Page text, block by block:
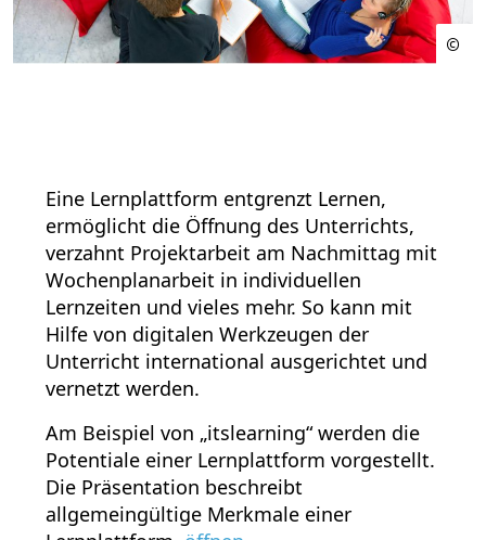
Eine Lernplattform entgrenzt Lernen,
ermöglicht die Öffnung des Unterrichts,
verzahnt Projektarbeit am Nachmittag mit
Wochenplanarbeit in individuellen
Lernzeiten und vieles mehr. So kann mit
Hilfe von digitalen Werkzeugen der
Unterricht international ausgerichtet und
vernetzt werden.
Am Beispiel von „itslearning“ werden die
Potentiale einer Lernplattform vorgestellt.
Die Präsentation beschreibt
allgemeingültige Merkmale einer